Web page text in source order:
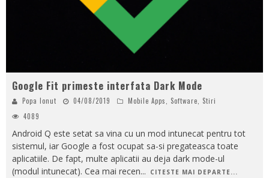
Google Fit primeste interfata Dark Mode
Popa Ionut 04/08/2019 Mobile Apps, Software, Stiri
4089
Android Q este setat sa vina cu un mod intunecat pentru tot
sistemul, iar Google a fost ocupat sa-si pregateasca toate
aplicatiile. De fapt, multe aplicatii au deja dark mode-ul
(modul intunecat). Cea mai recen... CITESTE MAI DEPARTE...